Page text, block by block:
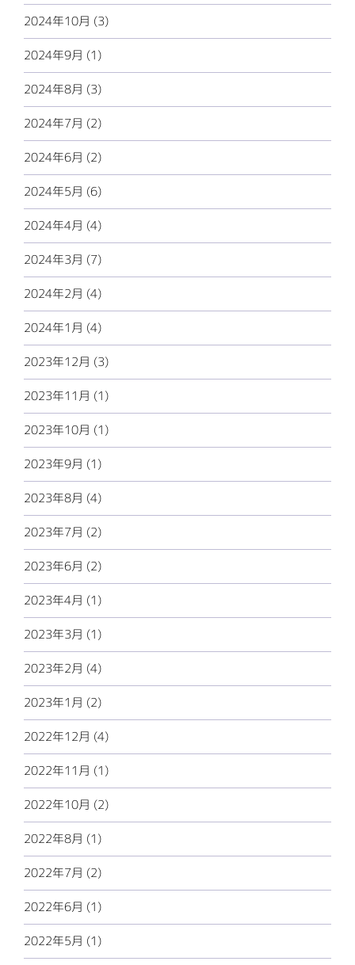
2024年10月 (3)
2024年9月 (1)
2024年8月 (3)
2024年7月 (2)
2024年6月 (2)
2024年5月 (6)
2024年4月 (4)
2024年3月 (7)
2024年2月 (4)
2024年1月 (4)
2023年12月 (3)
2023年11月 (1)
2023年10月 (1)
2023年9月 (1)
2023年8月 (4)
2023年7月 (2)
2023年6月 (2)
2023年4月 (1)
2023年3月 (1)
2023年2月 (4)
2023年1月 (2)
2022年12月 (4)
2022年11月 (1)
2022年10月 (2)
2022年8月 (1)
2022年7月 (2)
2022年6月 (1)
2022年5月 (1)